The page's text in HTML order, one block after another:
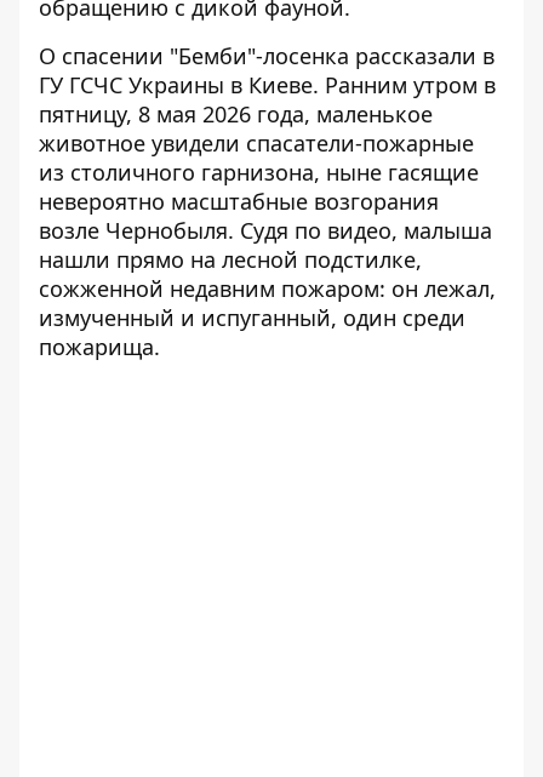
обращению с дикой фауной.
О спасении "Бемби"-лосенка рассказали в
ГУ ГСЧС Украины в Киеве. Ранним утром в
пятницу, 8 мая 2026 года, маленькое
животное увидели спасатели-пожарные
из столичного гарнизона, ныне гасящие
невероятно масштабные возгорания
возле Чернобыля. Судя по видео, малыша
нашли прямо на лесной подстилке,
сожженной недавним пожаром: он лежал,
измученный и испуганный, один среди
пожарища.